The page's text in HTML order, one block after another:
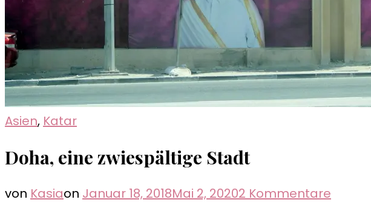
Asien, Katar
Doha, eine zwiespältige Stadt
von Kasiaon Januar 18, 2018Mai 2, 20202 Kommentare